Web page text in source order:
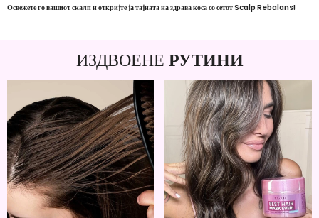
Освежете го вашиот скалп и откријте ја тајната на здрава коса со сетот Scalp Rebalans!
ИЗДВОЕНЕ РУТИНИ